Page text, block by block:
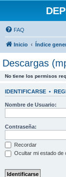
FAQ
Inicio Índice
Descargas
No tiene los permisos
IDENTIFICARSE •
Nombre de Usuario:
Contraseña:
Recordar
Ocultar mi estado de